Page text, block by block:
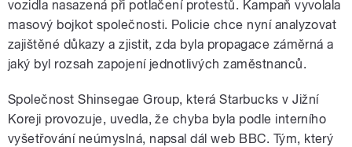
vozidla nasazená při potlačení protestů. Kampaň vyvolala
masový bojkot společnosti. Policie chce nyní analyzovat
zajištěné důkazy a zjistit, zda byla propagace záměrná a
jaký byl rozsah zapojení jednotlivých zaměstnanců.
Společnost Shinsegae Group, která Starbucks v Jižní
Koreji provozuje, uvedla, že chyba byla podle interního
vyšetřování neúmyslná, napsal dál web BBC. Tým, který